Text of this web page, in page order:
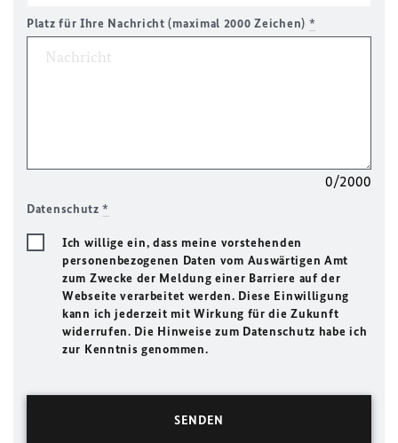
Platz für Ihre Nachricht (maximal 2000 Zeichen) *
0/2000
Datenschutz*
Ich willige ein, dass meine vorstehenden
personenbezogenen Daten vom Auswärtigen Amt
zum Zwecke der Meldung einer Barriere auf der
Webseite verarbeitet werden. Diese Einwilligung
kann ich jederzeit mit Wirkung für die Zukunft
widerrufen. Die Hinweise zum Datenschutz habe ich
zur Kenntnis genommen.